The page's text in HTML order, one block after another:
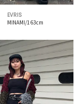
EVRIS
MINAMI/163cm